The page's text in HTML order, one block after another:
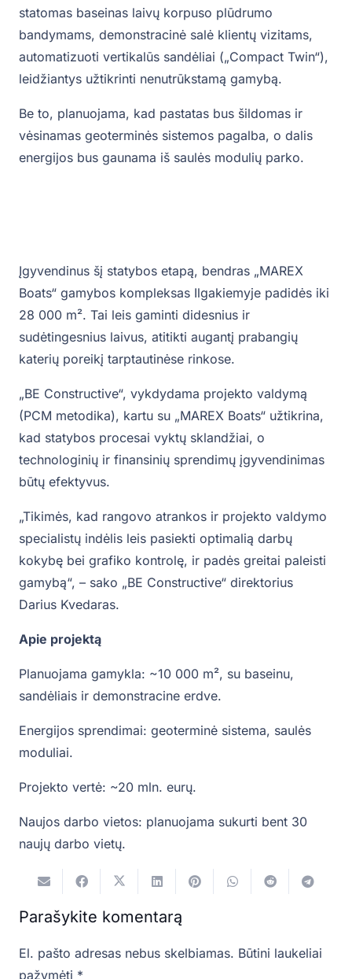
statomas baseinas laivų korpuso plūdrumo
bandymams, demonstracinė salė klientų vizitams,
automatizuoti vertikalūs sandėliai („Compact Twin“),
leidžiantys užtikrinti nenutrūkstamą gamybą.
Be to, planuojama, kad pastatas bus šildomas ir
vėsinamas geoterminės sistemos pagalba, o dalis
energijos bus gaunama iš saulės modulių parko.
Įgyvendinus šį statybos etapą, bendras „MAREX
Boats“ gamybos kompleksas Ilgakiemyje padidės iki
28 000 m². Tai leis gaminti didesnius ir
sudėtingesnius laivus, atitikti augantį prabangių
katerių poreikį tarptautinėse rinkose.
„BE Constructive“, vykdydama projekto valdymą
(PCM metodika), kartu su „MAREX Boats“ užtikrina,
kad statybos procesai vyktų sklandžiai, o
technologinių ir finansinių sprendimų įgyvendinimas
būtų efektyvus.
„Tikimės, kad rangovo atrankos ir projekto valdymo
specialistų indėlis leis pasiekti optimalią darbų
kokybę bei grafiko kontrolę, ir padės greitai paleisti
gamybą“, – sako „BE Constructive“ direktorius
Darius Kvedaras.
Apie projektą
Planuojama gamykla: ~10 000 m², su baseinu,
sandėliais ir demonstracine erdve.
Energijos sprendimai: geoterminė sistema, saulės
moduliai.
Projekto vertė: ~20 mln. eurų.
Naujos darbo vietos: planuojama sukurti bent 30
naujų darbo vietų.
Parašykite komentarą
El. pašto adresas nebus skelbiamas. Būtini laukeliai
pažymėti *